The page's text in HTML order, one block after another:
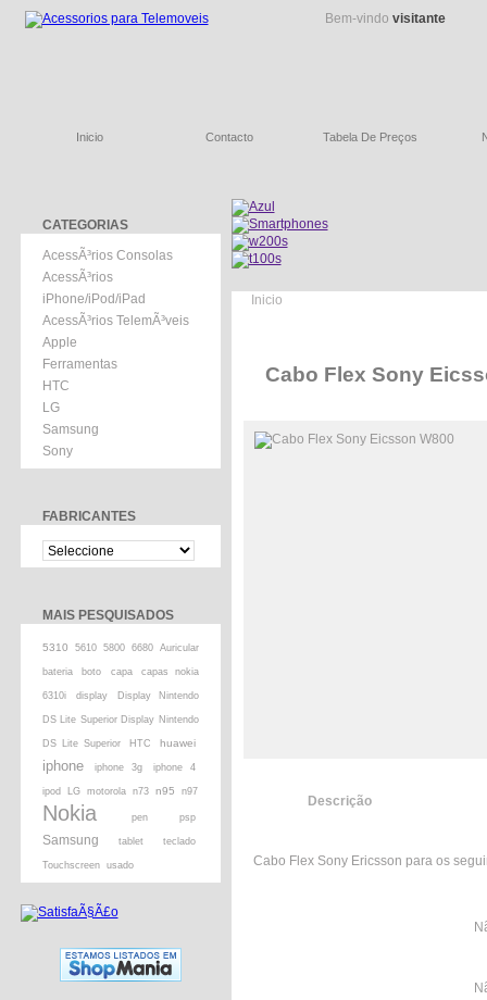
Bem-vindo visitante
Inicio Contacto Tabela De Preços
CATEGORIAS
AcessÃ³rios Consolas
AcessÃ³rios
iPhone/iPod/iPad
AcessÃ³rios TelemÃ³veis
Apple
Ferramentas
HTC
LG
Samsung
Sony
FABRICANTES
MAIS PESQUISADOS
5310 5610 5800 6680 Auricular
bateria boto capa capas nokia
6310i display Display Nintendo
DS Lite Superior Display Nintendo
DS Lite Superior HTC huawei
iphone iphone 3g iphone 4
ipod LG motorola n73 n95 n97
Nokia pen psp
Samsung tablet teclado
Touchscreen usado
Inicio
Cabo Flex Sony
Descrição
Cabo Flex Sony Ericsson para os